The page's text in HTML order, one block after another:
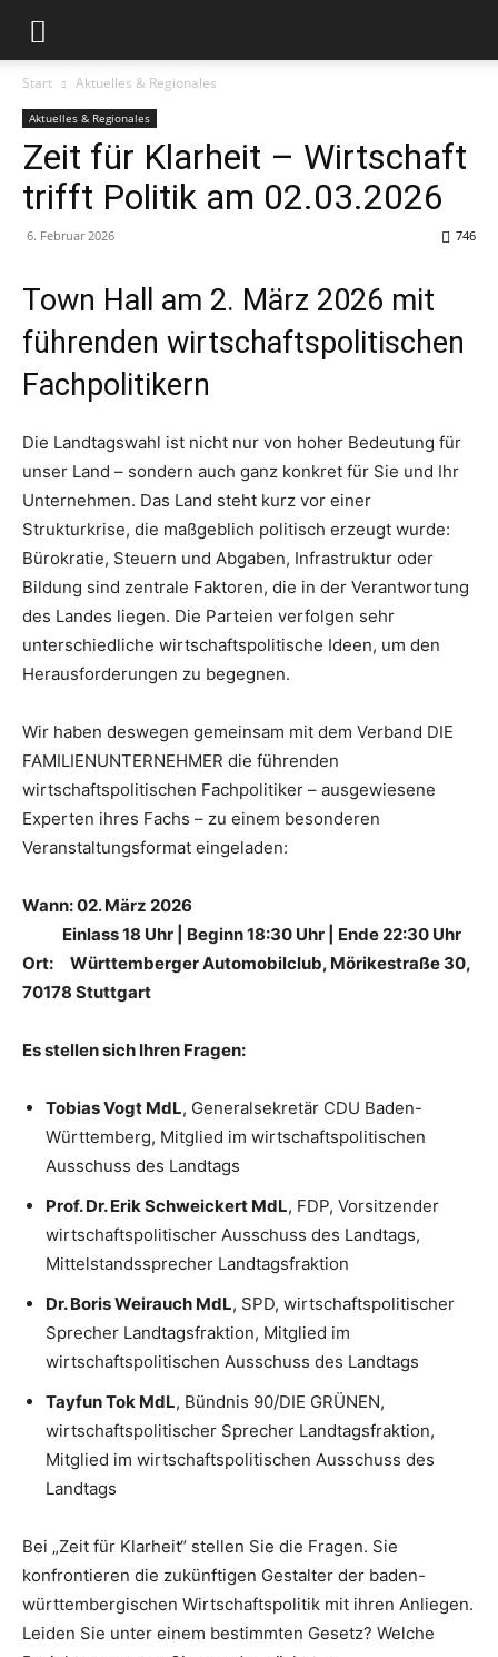
Start Aktuelles & Regionales
Aktuelles & Regionales
Zeit für Klarheit – Wirtschaft
trifft Politik am 02.03.2026
6. Februar 2026 746
Town Hall am 2. März 2026 mit
führenden wirtschaftspolitischen
Fachpolitikern
Die Landtagswahl ist nicht nur von hoher Bedeutung für
unser Land – sondern auch ganz konkret für Sie und Ihr
Unternehmen. Das Land steht kurz vor einer
Strukturkrise, die maßgeblich politisch erzeugt wurde:
Bürokratie, Steuern und Abgaben, Infrastruktur oder
Bildung sind zentrale Faktoren, die in der Verantwortung
des Landes liegen. Die Parteien verfolgen sehr
unterschiedliche wirtschaftspolitische Ideen, um den
Herausforderungen zu begegnen.
Wir haben deswegen gemeinsam mit dem Verband DIE
FAMILIENUNTERNEHMER die führenden
wirtschaftspolitischen Fachpolitiker – ausgewiesene
Experten ihres Fachs – zu einem besonderen
Veranstaltungsformat eingeladen:
Wann: 02. März 2026
Einlass 18 Uhr | Beginn 18:30 Uhr | Ende 22:30 Uhr
Ort: Württemberger Automobilclub, Mörikestraße 30,
70178 Stuttgart
Es stellen sich Ihren Fragen:
Tobias Vogt MdL, Generalsekretär CDU Baden-
Württemberg, Mitglied im wirtschaftspolitischen
Ausschuss des Landtags
Prof. Dr. Erik Schweickert MdL, FDP, Vorsitzender
wirtschaftspolitischer Ausschuss des Landtags,
Mittelstandssprecher Landtagsfraktion
Dr. Boris Weirauch MdL, SPD, wirtschaftspolitischer
Sprecher Landtagsfraktion, Mitglied im
wirtschaftspolitischen Ausschuss des Landtags
Tayfun Tok MdL, Bündnis 90/DIE GRÜNEN,
wirtschaftspolitischer Sprecher Landtagsfraktion,
Mitglied im wirtschaftspolitischen Ausschuss des
Landtags
Bei „Zeit für Klarheit“ stellen Sie die Fragen. Sie
konfrontieren die zukünftigen Gestalter der baden-
württembergischen Wirtschaftspolitik mit ihren Anliegen.
Leiden Sie unter einem bestimmten Gesetz? Welche